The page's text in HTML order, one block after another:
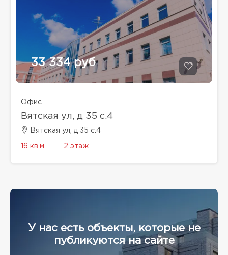
33 334 руб
Офис
Вятская ул, д 35 с.4
Вятская ул, д 35 с.4
16 кв.м. 2 этаж
У нас есть объекты, которые не
публикуются на сайте